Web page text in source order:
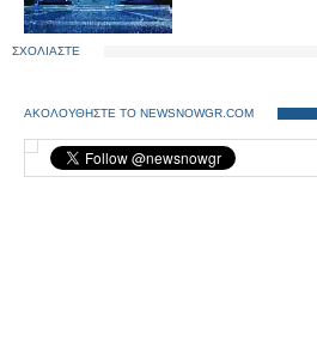
ΣΧΟΛΙΑΣΤΕ
ΑΚΟΛΟΥΘΗΣΤΕ ΤΟ NEWSNOWGR.COM